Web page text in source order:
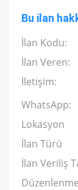
Bu ilan
İlan Kodu:
İlan Veren:
İletişim:
WhatsApp:
Lokasyon
İlan Türü
İlan Veriliş